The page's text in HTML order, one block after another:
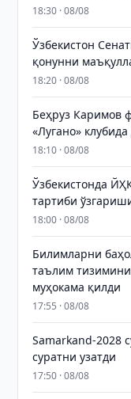
18:30 · 08/08
Ўзбекистон
қонунни
18:20 · 08/08
Беҳруз Каримов
«Лугано»
18:10 · 08/08
Ўзбекистонда
тартиби
18:00 · 08/08
Билимларни
таълим
муҳокама қилди
17:55 · 08/08
Samarkand-2028
суратни узатди
17:50 · 08/08